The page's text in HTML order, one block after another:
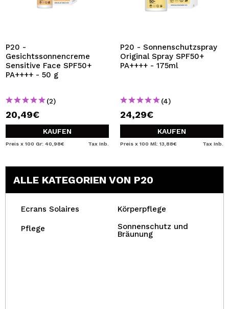
P20 -
Gesichtssonnencreme
Sensitive Face SPF50+
PA++++ - 50 g
(2)
20,49€
KAUFEN
Preis x 100 Gr: 40,98€ Tax Inb.
P20 - Sonnenschutzspray
Original Spray SPF50+
PA++++ - 175ml
(4)
24,29€
KAUFEN
Preis x 100 Ml: 13,88€ Tax Inb.
ALLE KATEGORIEN VON P20
Ecrans Solaires Körperpflege
Pflege
Sonnenschutz und
Bräunung